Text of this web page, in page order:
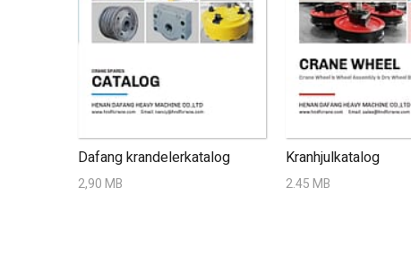
Dafang krandelerkatalog
2,90 MB
Kranhjulkatalog
2.45 MB